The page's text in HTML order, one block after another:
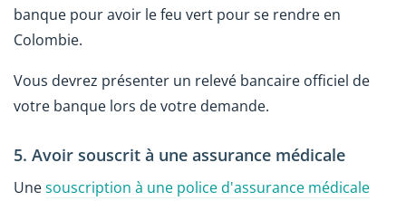
banque pour avoir le feu vert pour se rendre en
Colombie.
Vous devrez présenter un relevé bancaire officiel de
votre banque lors de votre demande.
5. Avoir souscrit à une assurance médicale
Unesouscription à une police d'assurance médicale